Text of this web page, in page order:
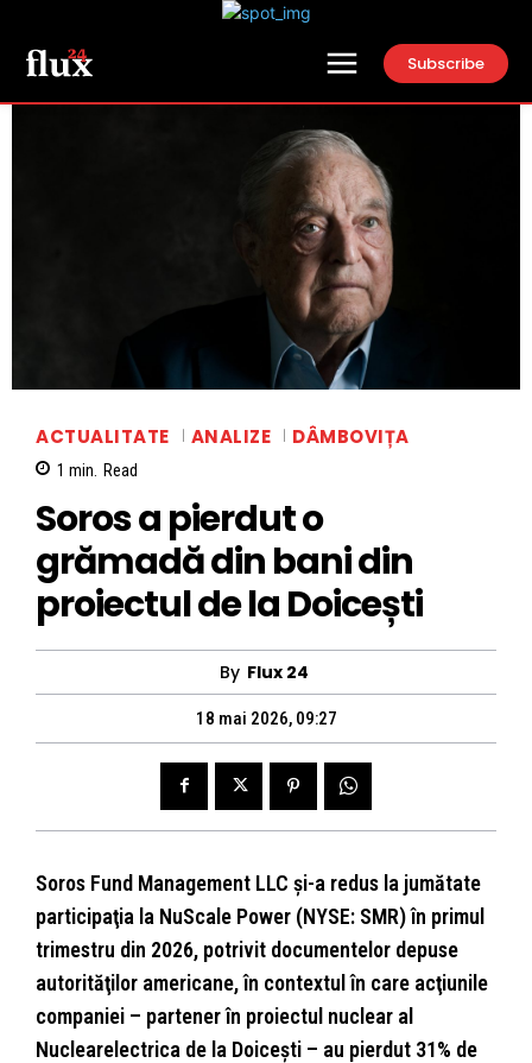
Subscribe
ACTUALITATE ANALIZE DÂMBOVIȚA
1 min. Read
Soros a pierdut o
grămadă din bani din
proiectul de la Doicești
By Flux 24
18 mai 2026, 09:27
Soros Fund Management LLC şi-a redus la jumătate
participaţia la NuScale Power (NYSE: SMR) în primul
trimestru din 2026, potrivit documentelor depuse
autorităţilor americane, în contextul în care acţiunile
companiei – partener în proiectul nuclear al
Nuclearelectrica de la Doiceşti – au pierdut 31% de